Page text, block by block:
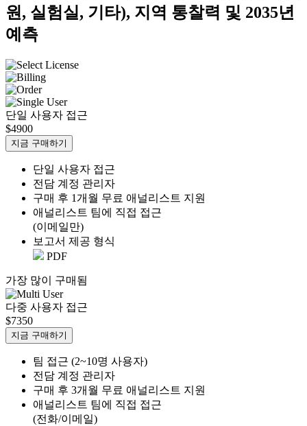
원, 실험실, 기타), 지역 통찰력 및 2035년
예측
단일 사용자 접근
$4900
지금 구매하기
단일 사용자 접근
전담 계정 관리자
구매 후 1개월 무료 애널리스트 지원
애널리스트 팀에 직접 접근
(이메일만)
보고서 제공 형식
PDF
가장 많이 구매됨
다중 사용자 접근
$7350
지금 구매하기
팀 접근 (2~10명 사용자)
전담 계정 관리자
구매 후 3개월 무료 애널리스트 지원
애널리스트 팀에 직접 접근
(전화/이메일)